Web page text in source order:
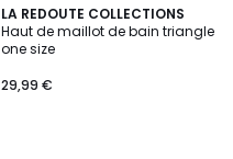
LA REDOUTE COLLECTIONS
Haut de maillot de bain triangle
one size
29,99 €
2,3
/ 5
3
Couleurs